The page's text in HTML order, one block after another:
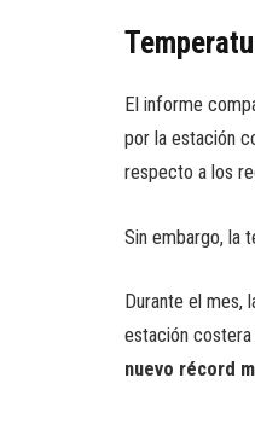
El informe
por la estación
respecto a los
Sin embargo, la
Durante el mes,
estación
nuevo récord